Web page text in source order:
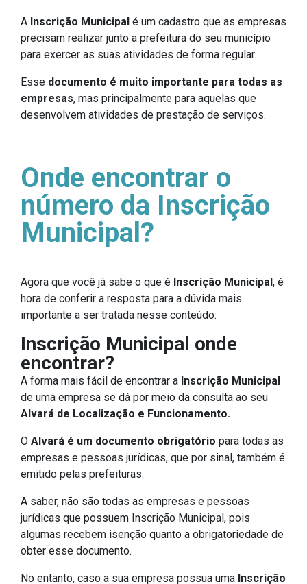
A Inscrição Municipal é um cadastro que as empresas
precisam realizar junto a prefeitura do seu município
para exercer as suas atividades de forma regular.
Esse documento é muito importante para todas as
empresas, mas principalmente para aquelas que
desenvolvem atividades de prestação de serviços.
Onde encontrar o
número da Inscrição
Municipal?
Agora que você já sabe o que é Inscrição Municipal, é
hora de conferir a resposta para a dúvida mais
importante a ser tratada nesse conteúdo:
Inscrição Municipal onde
encontrar?
A forma mais fácil de encontrar a Inscrição Municipal
de uma empresa se dá por meio da consulta ao seu
Alvará de Localização e Funcionamento.
O Alvará é um documento obrigatório para todas as
empresas e pessoas jurídicas, que por sinal, também é
emitido pelas prefeituras.
A saber, não são todas as empresas e pessoas
jurídicas que possuem Inscrição Municipal, pois
algumas recebem isenção quanto a obrigatoriedade de
obter esse documento.
No entanto, caso a sua empresa possua uma Inscrição